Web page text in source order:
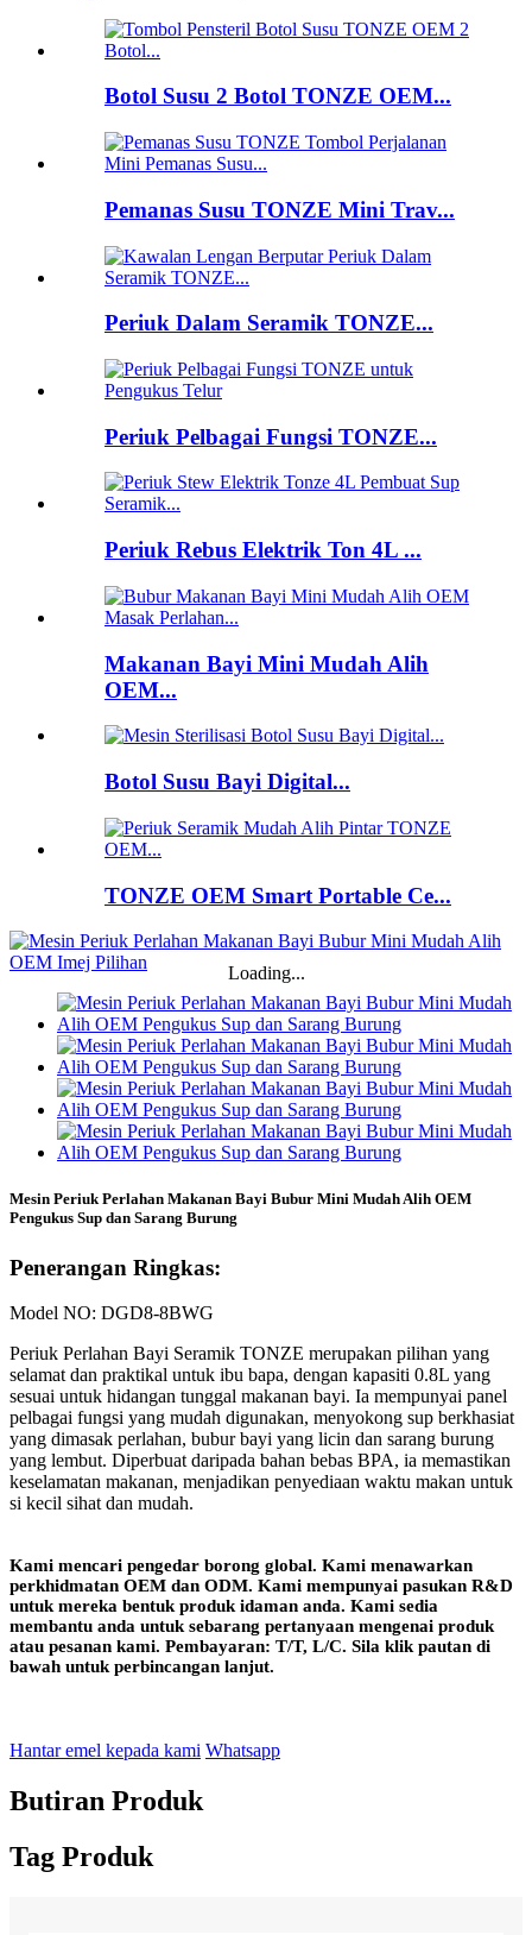
Botol Susu 2 Botol TONZE OEM...
Pemanas Susu TONZE Mini Trav...
Periuk Dalam Seramik TONZE...
Periuk Pelbagai Fungsi TONZE...
Periuk Rebus Elektrik Ton 4L ...
Makanan Bayi Mini Mudah Alih
OEM...
Botol Susu Bayi Digital...
TONZE OEM Smart Portable Ce...
Loading...
Mesin Periuk Perlahan Makanan Bayi Bubur Mini Mudah Alih OEM
Pengukus Sup dan Sarang Burung
Penerangan Ringkas:
Model NO: DGD8-8BWG
Periuk Perlahan Bayi Seramik TONZE merupakan pilihan yang
selamat dan praktikal untuk ibu bapa, dengan kapasiti 0.8L yang
sesuai untuk hidangan tunggal makanan bayi. Ia mempunyai panel
pelbagai fungsi yang mudah digunakan, menyokong sup berkhasiat
yang dimasak perlahan, bubur bayi yang licin dan sarang burung
yang lembut. Diperbuat daripada bahan bebas BPA, ia memastikan
keselamatan makanan, menjadikan penyediaan waktu makan untuk
si kecil sihat dan mudah.
Kami mencari pengedar borong global. Kami menawarkan
perkhidmatan OEM dan ODM. Kami mempunyai pasukan R&D
untuk mereka bentuk produk idaman anda. Kami sedia
membantu anda untuk sebarang pertanyaan mengenai produk
atau pesanan kami. Pembayaran: T/T, L/C. Sila klik pautan di
bawah untuk perbincangan lanjut.
Hantar emel kepada kami Whatsapp
Butiran Produk
Tag Produk